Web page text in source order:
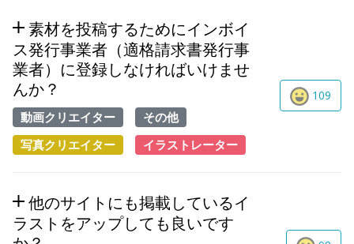
素材を投稿するためにインボイ
ス発行事業者（適格請求書発行事
業者）に登録しなければいけませ
んか？
動画クリエイター
その他
写真クリエイター
イラストレーター
109
他のサイトにも掲載しているイ
ラストをアップしても良いです